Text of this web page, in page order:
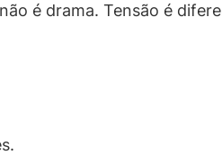
é drama. Tensão é